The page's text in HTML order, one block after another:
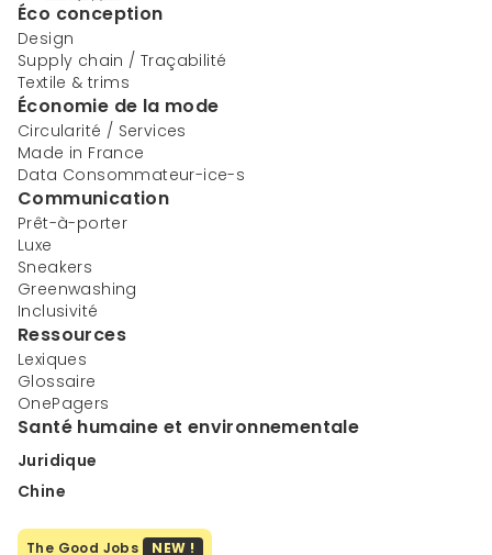
Éco conception
Design
Supply chain / Traçabilité
Textile & trims
Économie de la mode
Circularité / Services
Made in France
Data Consommateur-ice-s
Communication
Prêt-à-porter
Luxe
Sneakers
Greenwashing
Inclusivité
Ressources
Lexiques
Glossaire
OnePagers
Santé humaine et environnementale
Juridique
Chine
The Good Jobs NEW !